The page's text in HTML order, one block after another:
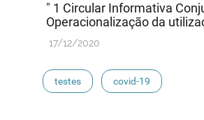
" 1 Circular Informativa
Operacionalização da
17/12/2020
testes covid-19